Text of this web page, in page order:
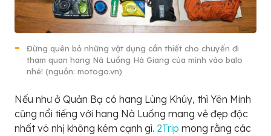
Đừng quên bỏ những vật dụng cần thiết cho chuyến đi
tham quan hang Nà Luồng Hà Giang của mình vào balo
nhé! (nguồn: motogo.vn)
Nếu như ở Quản Bạ có hang Lùng Khúy, thì Yên Minh
cũng nổi tiếng với hang Nà Luồng mang vẻ đẹp độc
nhất vô nhị không kém cạnh gì. 2Trip mong rằng các